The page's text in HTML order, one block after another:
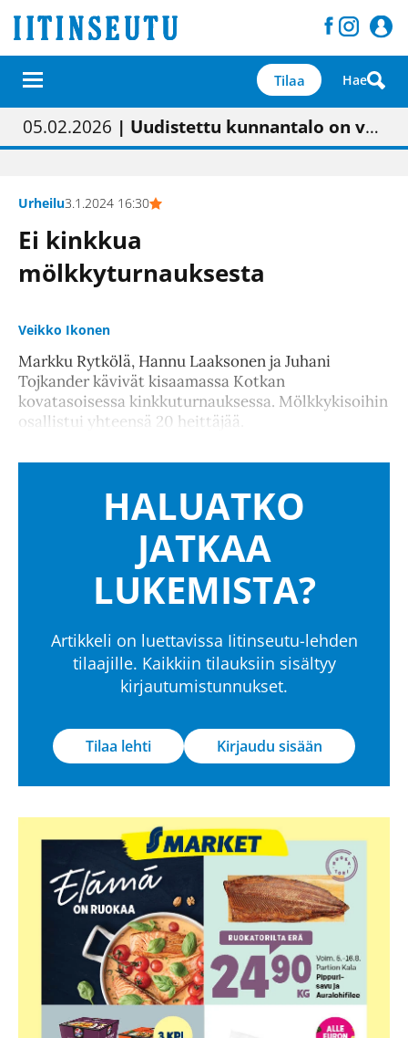
Tilaa Hae
01.02.2026 | Painon vaihtumisen pitäisi näkyä hieman parempana painojäljen laatuna lehdessä
05.02.2026 | Uudistettu kunnantalo on valoisa
23.04.2026 | “Olemme käynnistämässä uudelleen keskustavisiotyön”
09.05.2026| "Maalla on totuttu elämään omavaraisemmin kuin kaupungissa"
Urheilu3.1.2024 16:30
Ei kinkkua
mölkkyturnauksesta
Veikko Ikonen
Markku Rytkölä, Hannu Laaksonen ja Juhani
Tojkander kävivät kisaamassa Kotkan
kovatasoisessa kinkkuturnauksessa. Mölkkykisoihin
osallistui yhteensä 20 heittäjää.
HALUATKO
JATKAA
LUKEMISTA?
Artikkeli on luettavissa Iitinseutu-lehden
tilaajille. Kaikkiin tilauksiin sisältyy
kirjautumistunnukset.
Tilaa lehti Kirjaudu sisään